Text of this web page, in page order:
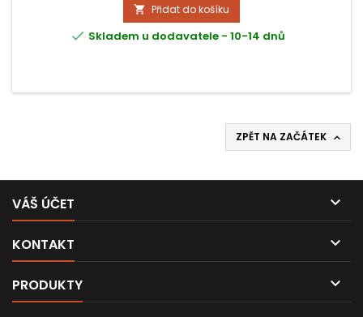
 Přidat do košíku
 Skladem u dodavatele - 10-14 dnů
ZPĚT NA ZAČÁTEK 
VÁŠ ÚČET 
KONTAKT 
PRODUKTY 